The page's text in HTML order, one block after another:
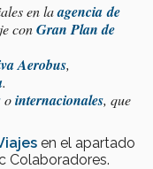
en laagencia de
conGran Plan de
Aerobus,
.
ointernacionales, que
en el apartado
Colaboradores.